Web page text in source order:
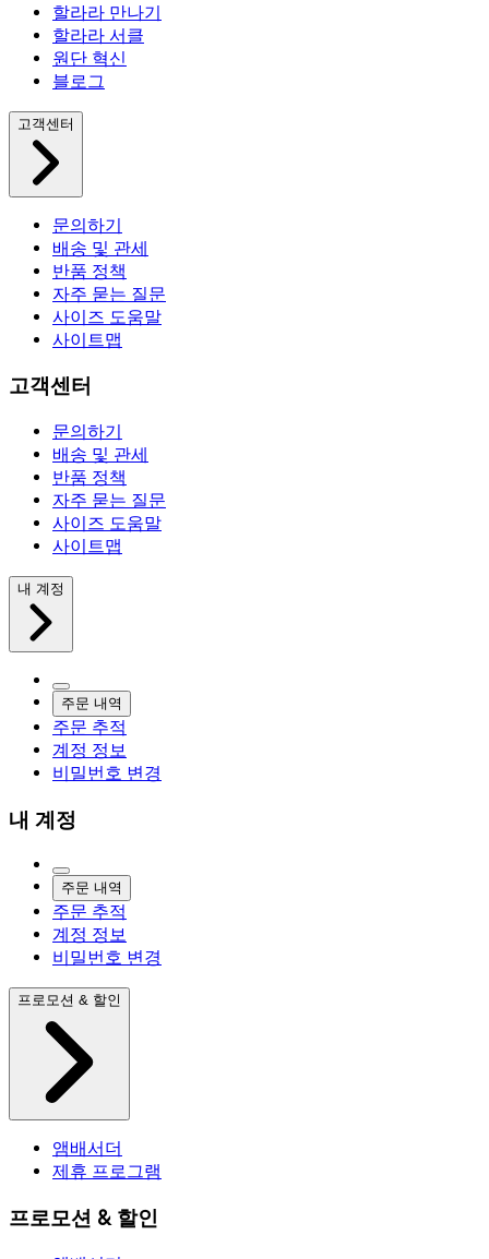
할라라 만나기
할라라 서클
원단 혁신
블로그
고객센터
문의하기
배송 및 관세
반품 정책
자주 묻는 질문
사이즈 도움말
사이트맵
고객센터
문의하기
배송 및 관세
반품 정책
자주 묻는 질문
사이즈 도움말
사이트맵
내 계정
주문 내역
주문 추적
계정 정보
비밀번호 변경
내 계정
주문 내역
주문 추적
계정 정보
비밀번호 변경
프로모션 & 할인
앰배서더
제휴 프로그램
프로모션 & 할인